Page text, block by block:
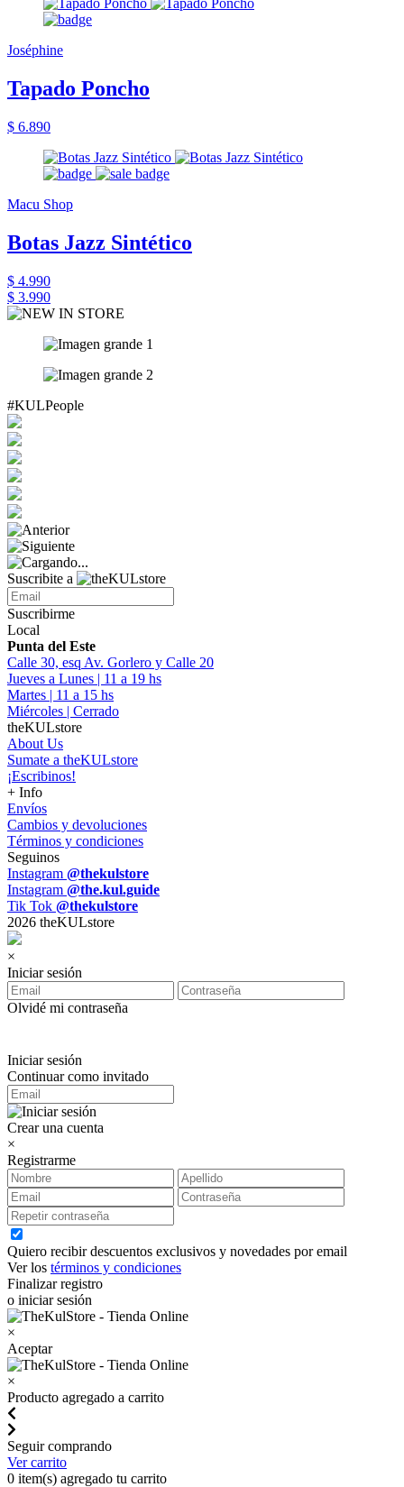
Joséphine
Tapado Poncho
$ 6.890
Macu Shop
Botas Jazz Sintético
$ 4.990
$ 3.990
#KULPeople
Suscribite a
Suscribirme
Local
Punta del Este
Calle 30, esq Av. Gorlero y Calle 20
Jueves a Lunes | 11 a 19 hs
Martes | 11 a 15 hs
Miércoles | Cerrado
theKULstore
About Us
Sumate a theKULstore
¡Escribinos!
+ Info
Envíos
Cambios y devoluciones
Términos y condiciones
Seguinos
Instagram @thekulstore
Instagram @the.kul.guide
Tik Tok @thekulstore
2026 theKULstore
×
Iniciar sesión
Olvidé mi contraseña
Iniciar sesión
Continuar como invitado
Crear una cuenta
×
Registrarme
Quiero recibir descuentos exclusivos y novedades por email
Ver los términos y condiciones
Finalizar registro
o iniciar sesión
×
Aceptar
×
Producto agregado a carrito
Seguir comprando
Ver carrito
0 item(s) agregado tu carrito